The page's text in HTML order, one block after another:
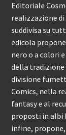
Editoriale
realizzazione
suddivisa su
edicola
nero o a colori
della tradizione
divisione
Comics, nella
fantasy e al
proposti in albi
infine, propone,